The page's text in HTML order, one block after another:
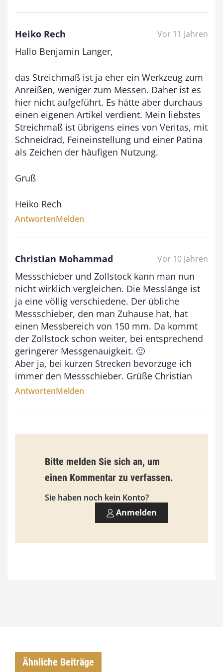
Heiko Rech Vor 11 Jahren
Hallo Benjamin Langer,
das Streichmaß ist ja eher ein Werkzeug zum
Anreißen, weniger zum Messen. Daher ist es
hier nicht aufgeführt. Es hätte aber durchaus
einen eigenen Artikel verdient. Mein liebstes
Streichmaß ist übrigens eines von Veritas, mit
Schneidrad, Feineinstellung und einer Patina
als Zeichen der häufigen Nutzung.
Gruß
Heiko Rech
AntwortenMelden
Christian Mohammad Vor 10 Jahren
Messschieber und Zollstock kann man nun
nicht wirklich vergleichen. Die Messlänge ist
ja eine völlig verschiedene. Der übliche
Messschieber, den man Zuhause hat, hat
einen Messbereich von 150 mm. Da kommt
der Zollstock schon weiter, bei entsprechend
geringerer Messgenauigkeit. 🙂
Aber ja, bei kurzen Strecken bevorzuge ich
immer den Messschieber. Grüße Christian
AntwortenMelden
Bitte melden Sie sich an, um
einen Kommentar zu verfassen.
Sie haben noch kein Konto?
Anmelden
Ähnliche Beiträge